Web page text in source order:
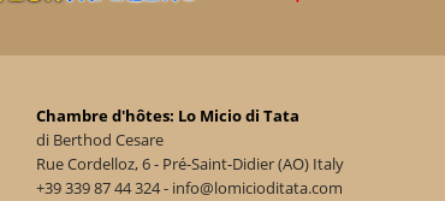
Chambre d'hôtes: Lo Micio di Tata
di Berthod Cesare
Rue Cordelloz, 6 - Pré-Saint-Didier (AO) Italy
+39 339 87 44 324 - info@lomicioditata.com